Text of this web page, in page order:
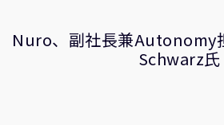
Nuro、副社長兼Autonomy
Schwarz氏